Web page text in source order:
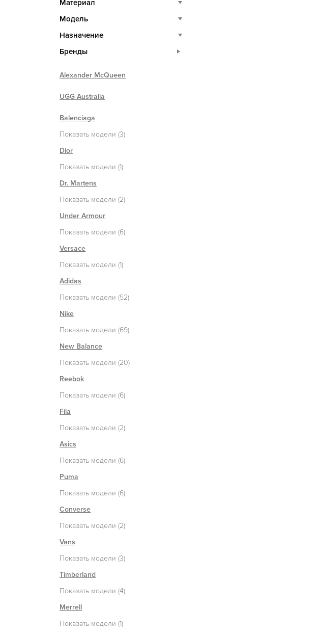
Материал
Модель
Назначение
Бренды
Alexander McQueen
UGG Australia
Balenciaga
Показать модели (3)
Dior
Показать модели (1)
Dr. Martens
Показать модели (2)
Under Armour
Показать модели (6)
Versace
Показать модели (1)
Adidas
Показать модели (52)
Nike
Показать модели (69)
New Balance
Показать модели (20)
Reebok
Показать модели (6)
Fila
Показать модели (2)
Asics
Показать модели (6)
Puma
Показать модели (6)
Converse
Показать модели (2)
Vans
Показать модели (3)
Timberland
Показать модели (4)
Merrell
Показать модели (1)